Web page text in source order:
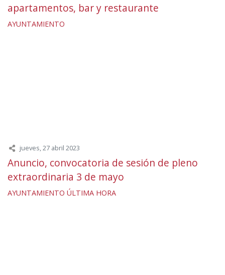
apartamentos, bar y restaurante
AYUNTAMIENTO
jueves, 27 abril 2023
Anuncio, convocatoria de sesión de pleno
extraordinaria 3 de mayo
AYUNTAMIENTO ÚLTIMA HORA